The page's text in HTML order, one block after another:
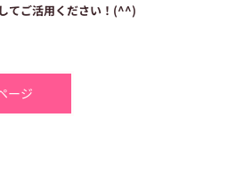
てご活用ください！(^^)
ージ